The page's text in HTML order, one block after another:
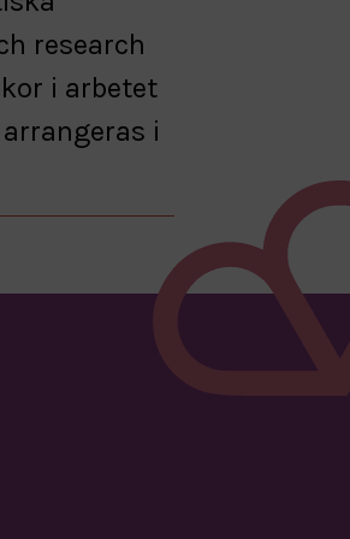
research
i arbetet
i